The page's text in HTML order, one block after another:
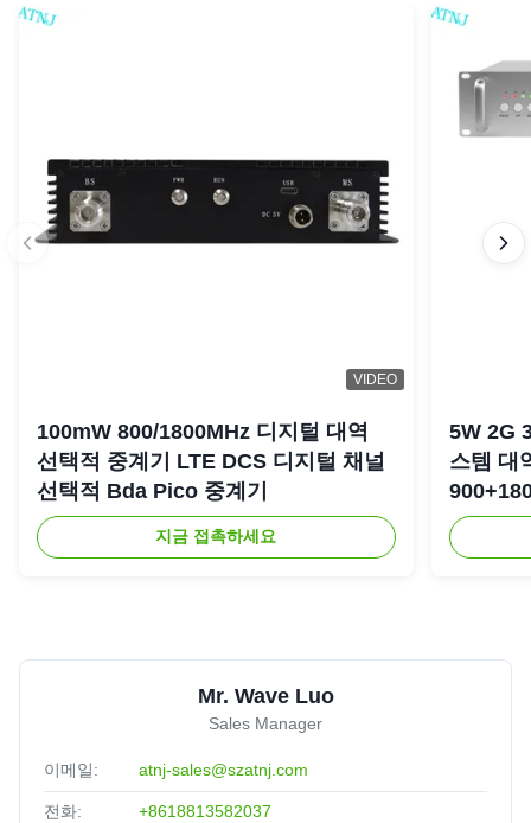
VIDEO
100mW 800/1800MHz 디지털 대역
선택적 중계기 LTE DCS 디지털 채널
선택적 Bda Pico 중계기
지금 접촉하세요
5W 2G
스템 대
복기
Mr. Wave Luo
Sales Manager
이메일: atnj-sales@szatnj.com
전화: +8618813582037